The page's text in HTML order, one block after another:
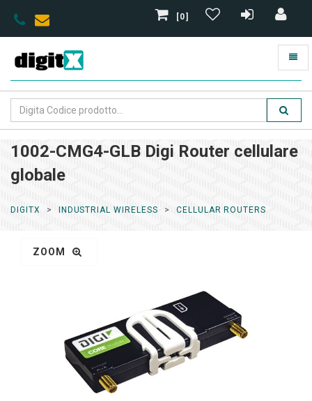
[0]
1002-CMG4-GLB Digi Router cellulare
globale
DIGITX INDUSTRIAL WIRELESS CELLULAR ROUTERS
ZOOM